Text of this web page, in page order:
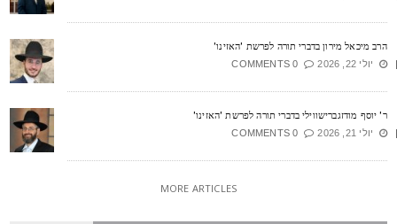
מיכאל מירון בדברי תורה לפרשת 'האזינו'
יולי 22, 2026 0 COMMENTS
יוסף מודזגברישווילי בדברי תורה לפרשת 'האזינו'
יולי 21, 2026 0 COMMENTS
MORE ARTICLES